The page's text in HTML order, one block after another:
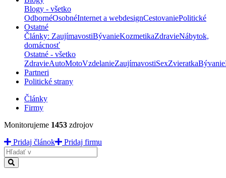
Blogy - všetko
OdbornéOsobnéInternet a webdesignCestovaniePolitické
Ostatné
Články: ZaujímavostiBývanieKozmetikaZdravieNábytok,
domácnosť
Ostatné - všetko
ZdravieAutoMotoVzdelanieZaujímavostiSexZvieratkaBývanie
Partneri
Politické strany
Články
Firmy
Monitorujeme 1453 zdrojov
Pridaj článok
Pridaj firmu
Hladať